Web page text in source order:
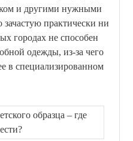
и другими нужными
практически ни
городах не способен
одежды, из-за чего
в специализированном